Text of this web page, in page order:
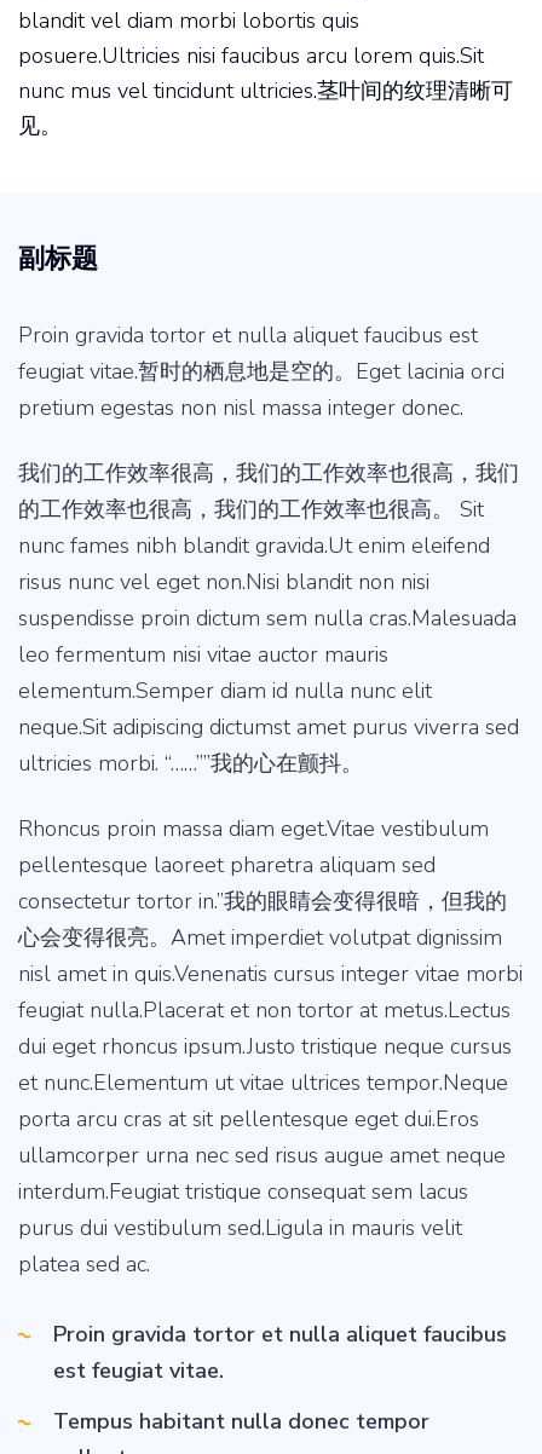
blandit vel diam morbi lobortis quis
posuere.Ultricies nisi faucibus arcu lorem quis.Sit
nunc mus vel tincidunt ultricies.茎叶间的纹理清晰可
见。
副标题
Proin gravida tortor et nulla aliquet faucibus est
feugiat vitae.暂时的栖息地是空的。Eget lacinia orci
pretium egestas non nisl massa integer donec.
我们的工作效率很高，我们的工作效率也很高，我们
的工作效率也很高，我们的工作效率也很高。 Sit
nunc fames nibh blandit gravida.Ut enim eleifend
risus nunc vel eget non.Nisi blandit non nisi
suspendisse proin dictum sem nulla cras.Malesuada
leo fermentum nisi vitae auctor mauris
elementum.Semper diam id nulla nunc elit
neque.Sit adipiscing dictumst amet purus viverra sed
ultricies morbi. “……””我的心在颤抖。
Rhoncus proin massa diam eget.Vitae vestibulum
pellentesque laoreet pharetra aliquam sed
consectetur tortor in.”我的眼睛会变得很暗，但我的
心会变得很亮。Amet imperdiet volutpat dignissim
nisl amet in quis.Venenatis cursus integer vitae morbi
feugiat nulla.Placerat et non tortor at metus.Lectus
dui eget rhoncus ipsum.Justo tristique neque cursus
et nunc.Elementum ut vitae ultrices tempor.Neque
porta arcu cras at sit pellentesque eget dui.Eros
ullamcorper urna nec sed risus augue amet neque
interdum.Feugiat tristique consequat sem lacus
purus dui vestibulum sed.Ligula in mauris velit
platea sed ac.
Proin gravida tortor et nulla aliquet faucibus
est feugiat vitae.
Tempus habitant nulla donec tempor